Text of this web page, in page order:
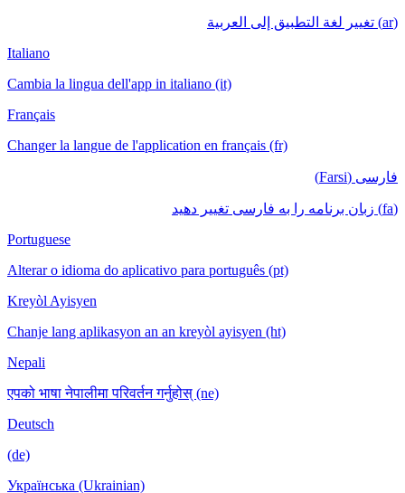
(ar) تغيير لغة التطبيق إلى العربية
Italiano
Cambia la lingua dell'app in italiano (it)
Français
Changer la langue de l'application en français (fr)
فارسی (Farsi)
(fa) زبان برنامه را به فارسی تغییر دهید
Portuguese
Alterar o idioma do aplicativo para português (pt)
Kreyòl Ayisyen
Chanje lang aplikasyon an an kreyòl ayisyen (ht)
Nepali
एपको भाषा नेपालीमा परिवर्तन गर्नुहोस् (ne)
Deutsch
(de)
Українська (Ukrainian)